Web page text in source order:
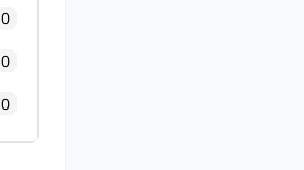
0
0
0